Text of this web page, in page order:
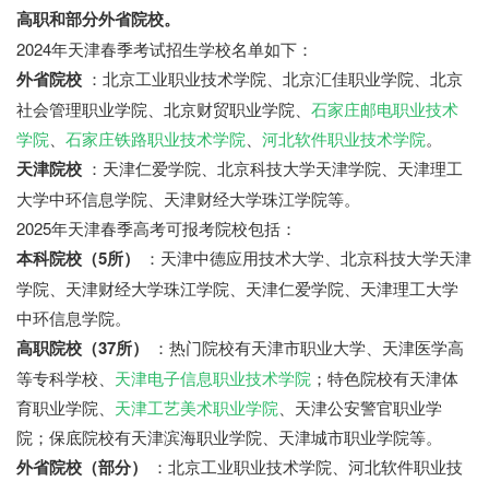
高职和部分外省院校。
2024年天津春季考试招生学校名单如下：
外省院校 ：北京工业职业技术学院、北京汇佳职业学院、北京
社会管理职业学院、北京财贸职业学院、 石家庄邮电职业技术
学院、 石家庄铁路职业技术学院、 河北软件职业技术学院。
天津院校 ：天津仁爱学院、北京科技大学天津学院、天津理工
大学中环信息学院、天津财经大学珠江学院等。
2025年天津春季高考可报考院校包括：
本科院校（5所）
：天津中德应用技术大学、北京科技大学天津
学院、天津财经大学珠江学院、天津仁爱学院、天津理工大学
中环信息学院。
高职院校（37所）
：热门院校有天津市职业大学、天津医学高
等专科学校、 天津电子信息职业技术学院 ；特色院校有天津体
育职业学院、 天津工艺美术职业学院、天津公安警官职业学
院；保底院校有天津滨海职业学院、天津城市职业学院等。
外省院校（部分）
：北京工业职业技术学院、河北软件职业技